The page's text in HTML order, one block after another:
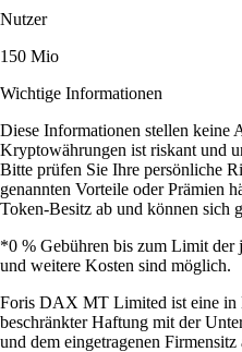
Nutzer
150 Mio
Wichtige Informationen
Diese Informationen stellen keine
Kryptowährungen ist riskant und
Bitte prüfen Sie Ihre persönliche
genannten Vorteile oder Prämien
Token-Besitz ab und können sich
*0 % Gebühren bis zum Limit der
und weitere Kosten sind möglich.
Foris DAX MT Limited ist eine in
beschränkter Haftung mit der
und dem eingetragenen